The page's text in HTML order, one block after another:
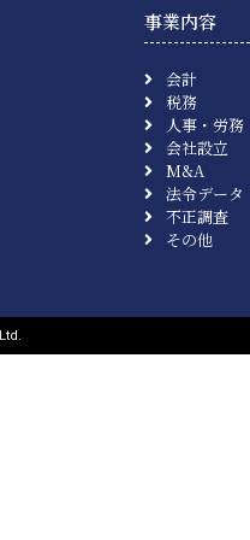
事業内容
会計
税務
人事・労務
会社設立
M&A
法令データ
不正調査
その他